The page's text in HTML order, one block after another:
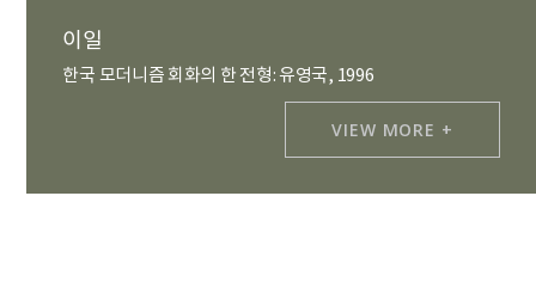
이일
한국 모더니즘 회화의 한 전형: 유영국, 1996
VIEW MORE +